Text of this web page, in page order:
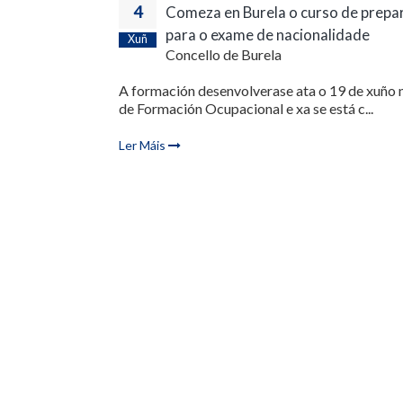
4
Xuñ
Comeza en Burela o curso de
para o exame de nacionalidade
Concello de Burela
A formación desenvolverase ata o 19 de xuño
de Formación Ocupacional e xa se está c...
Ler Máis